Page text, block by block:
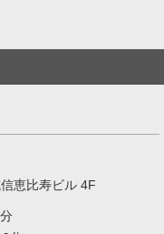
恵比寿ビル 4F